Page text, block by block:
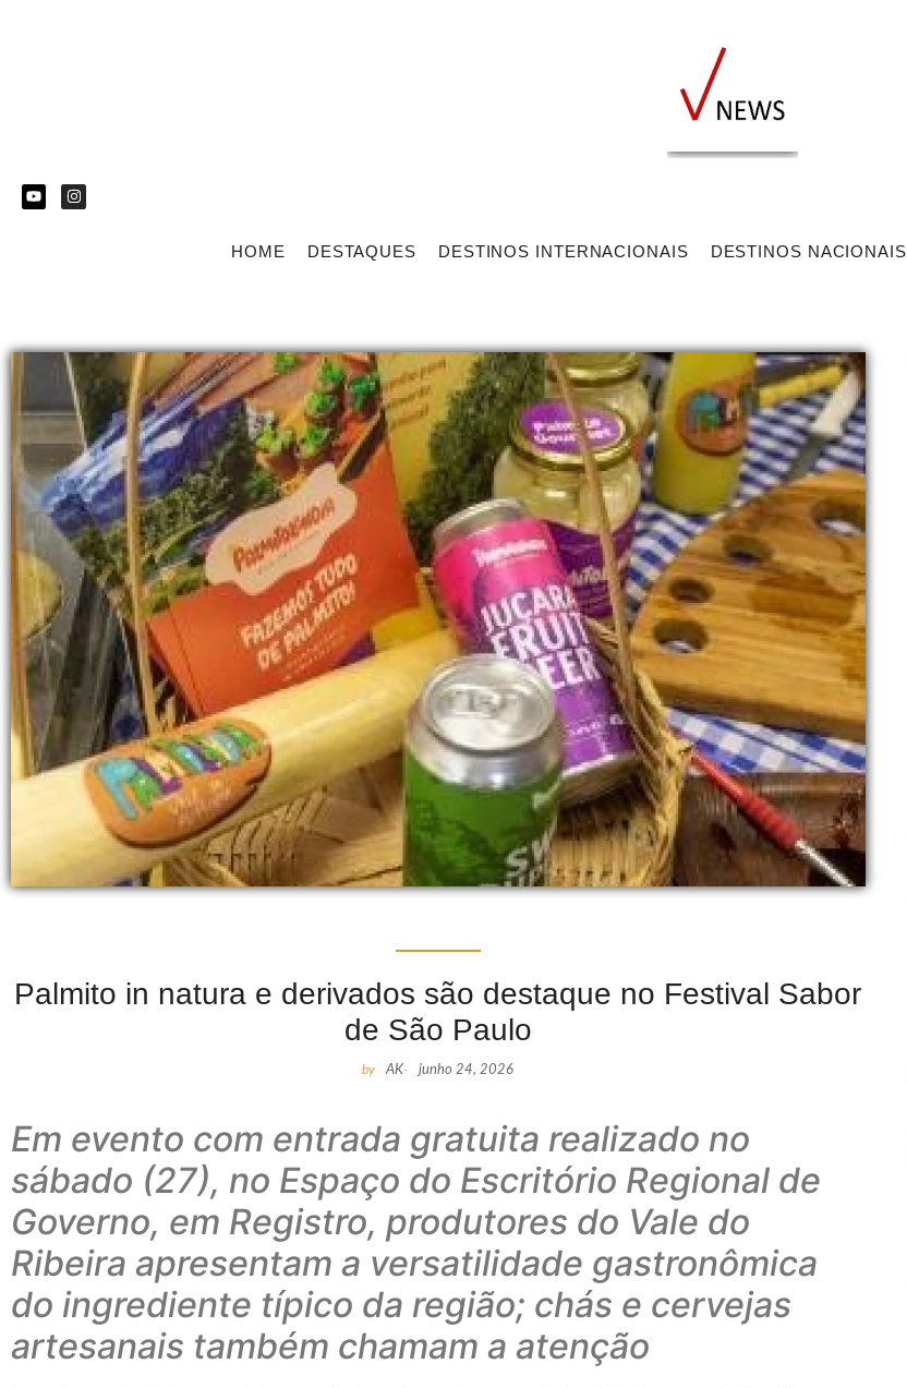
HOME DESTAQUES DESTINOS INTERNACIONAIS DESTINOS NACIONAIS
Palmito in natura e derivados são destaque no Festival Sabor
de São Paulo
by AK- junho 24, 2026
Em evento com entrada gratuita realizado no
sábado (27), no Espaço do Escritório Regional de
Governo, em Registro, produtores do Vale do
Ribeira apresentam a versatilidade gastronômica
do ingrediente típico da região; chás e cervejas
artesanais também chamam a atenção